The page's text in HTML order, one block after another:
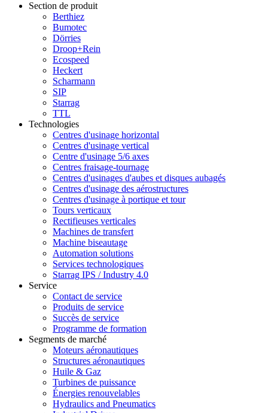
Section de produit
Berthiez
Bumotec
Dörries
Droop+Rein
Ecospeed
Heckert
Scharmann
SIP
Starrag
TTL
Technologies
Centres d'usinage horizontal
Centres d'usinage vertical
Centre d'usinage 5/6 axes
Centres fraisage-tournage
Centres d'usinages d'aubes et disques aubagés
Centres d'usinage des aérostructures
Centres d'usinage à portique et tour
Tours verticaux
Rectifieuses verticales
Machines de transfert
Machine biseautage
Automation solutions
Services technologiques
Starrag IPS / Industry 4.0
Service
Contact de service
Produits de service
Succès de service
Programme de formation
Segments de marché
Moteurs aéronautiques
Structures aéronautiques
Huile & Gaz
Turbines de puissance
Énergies renouvelables
Hydraulics and Pneumatics